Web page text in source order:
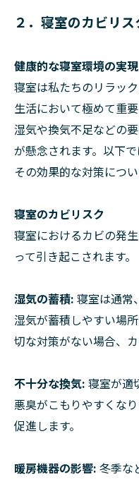
２．寝室のカビリ
健康的な寝室環境の実現
寝室は私たちのリラッ
生活において極めて重
湿気や換気不足などの
が懸念されます。以下
その効果的な対策につ
寝室のカビリスク
寝室におけるカビの発
って引き起こされます。
湿気の蓄積: 寝室は通常
湿気が蓄積しやすい場
切な対策がない場合、
不十分な換気: 寝室が適
悪臭がこもりやすくな
促進します。
暖房機器の影響: 冬季な